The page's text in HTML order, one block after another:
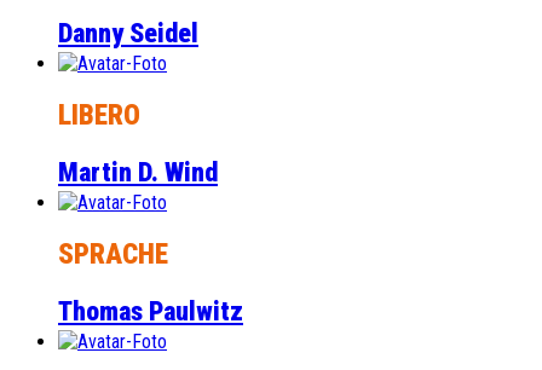
Danny Seidel
LIBERO
Martin D. Wind
SPRACHE
Thomas Paulwitz